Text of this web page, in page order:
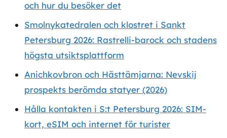
och hur du besöker det
Smolnykatedralen och klostret i Sankt
Petersburg 2026: Rastrelli-barock och stadens
högsta utsiktsplattform
Anichkovbron och Hästtämjarna: Nevskij
prospekts berömda statyer (2026)
Hålla kontakten i S:t Petersburg 2026: SIM-
kort, eSIM och internet för turister